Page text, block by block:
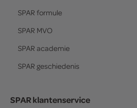
SPAR formule
SPAR MVO
SPAR academie
SPAR geschiedenis
SPAR klantenservice